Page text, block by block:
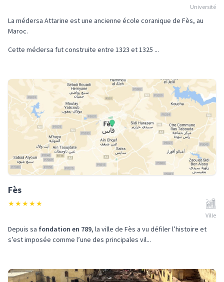
Université
La médersa Attarine est une ancienne école coranique de Fès, au
Maroc.
Cette médersa fut construite entre 1323 et 1325 ...
Fès
★★★★★
Ville
Depuis sa fondation en 789, la ville de Fès a vu défiler l’histoire et
s’est imposée comme l’une des principales vil...